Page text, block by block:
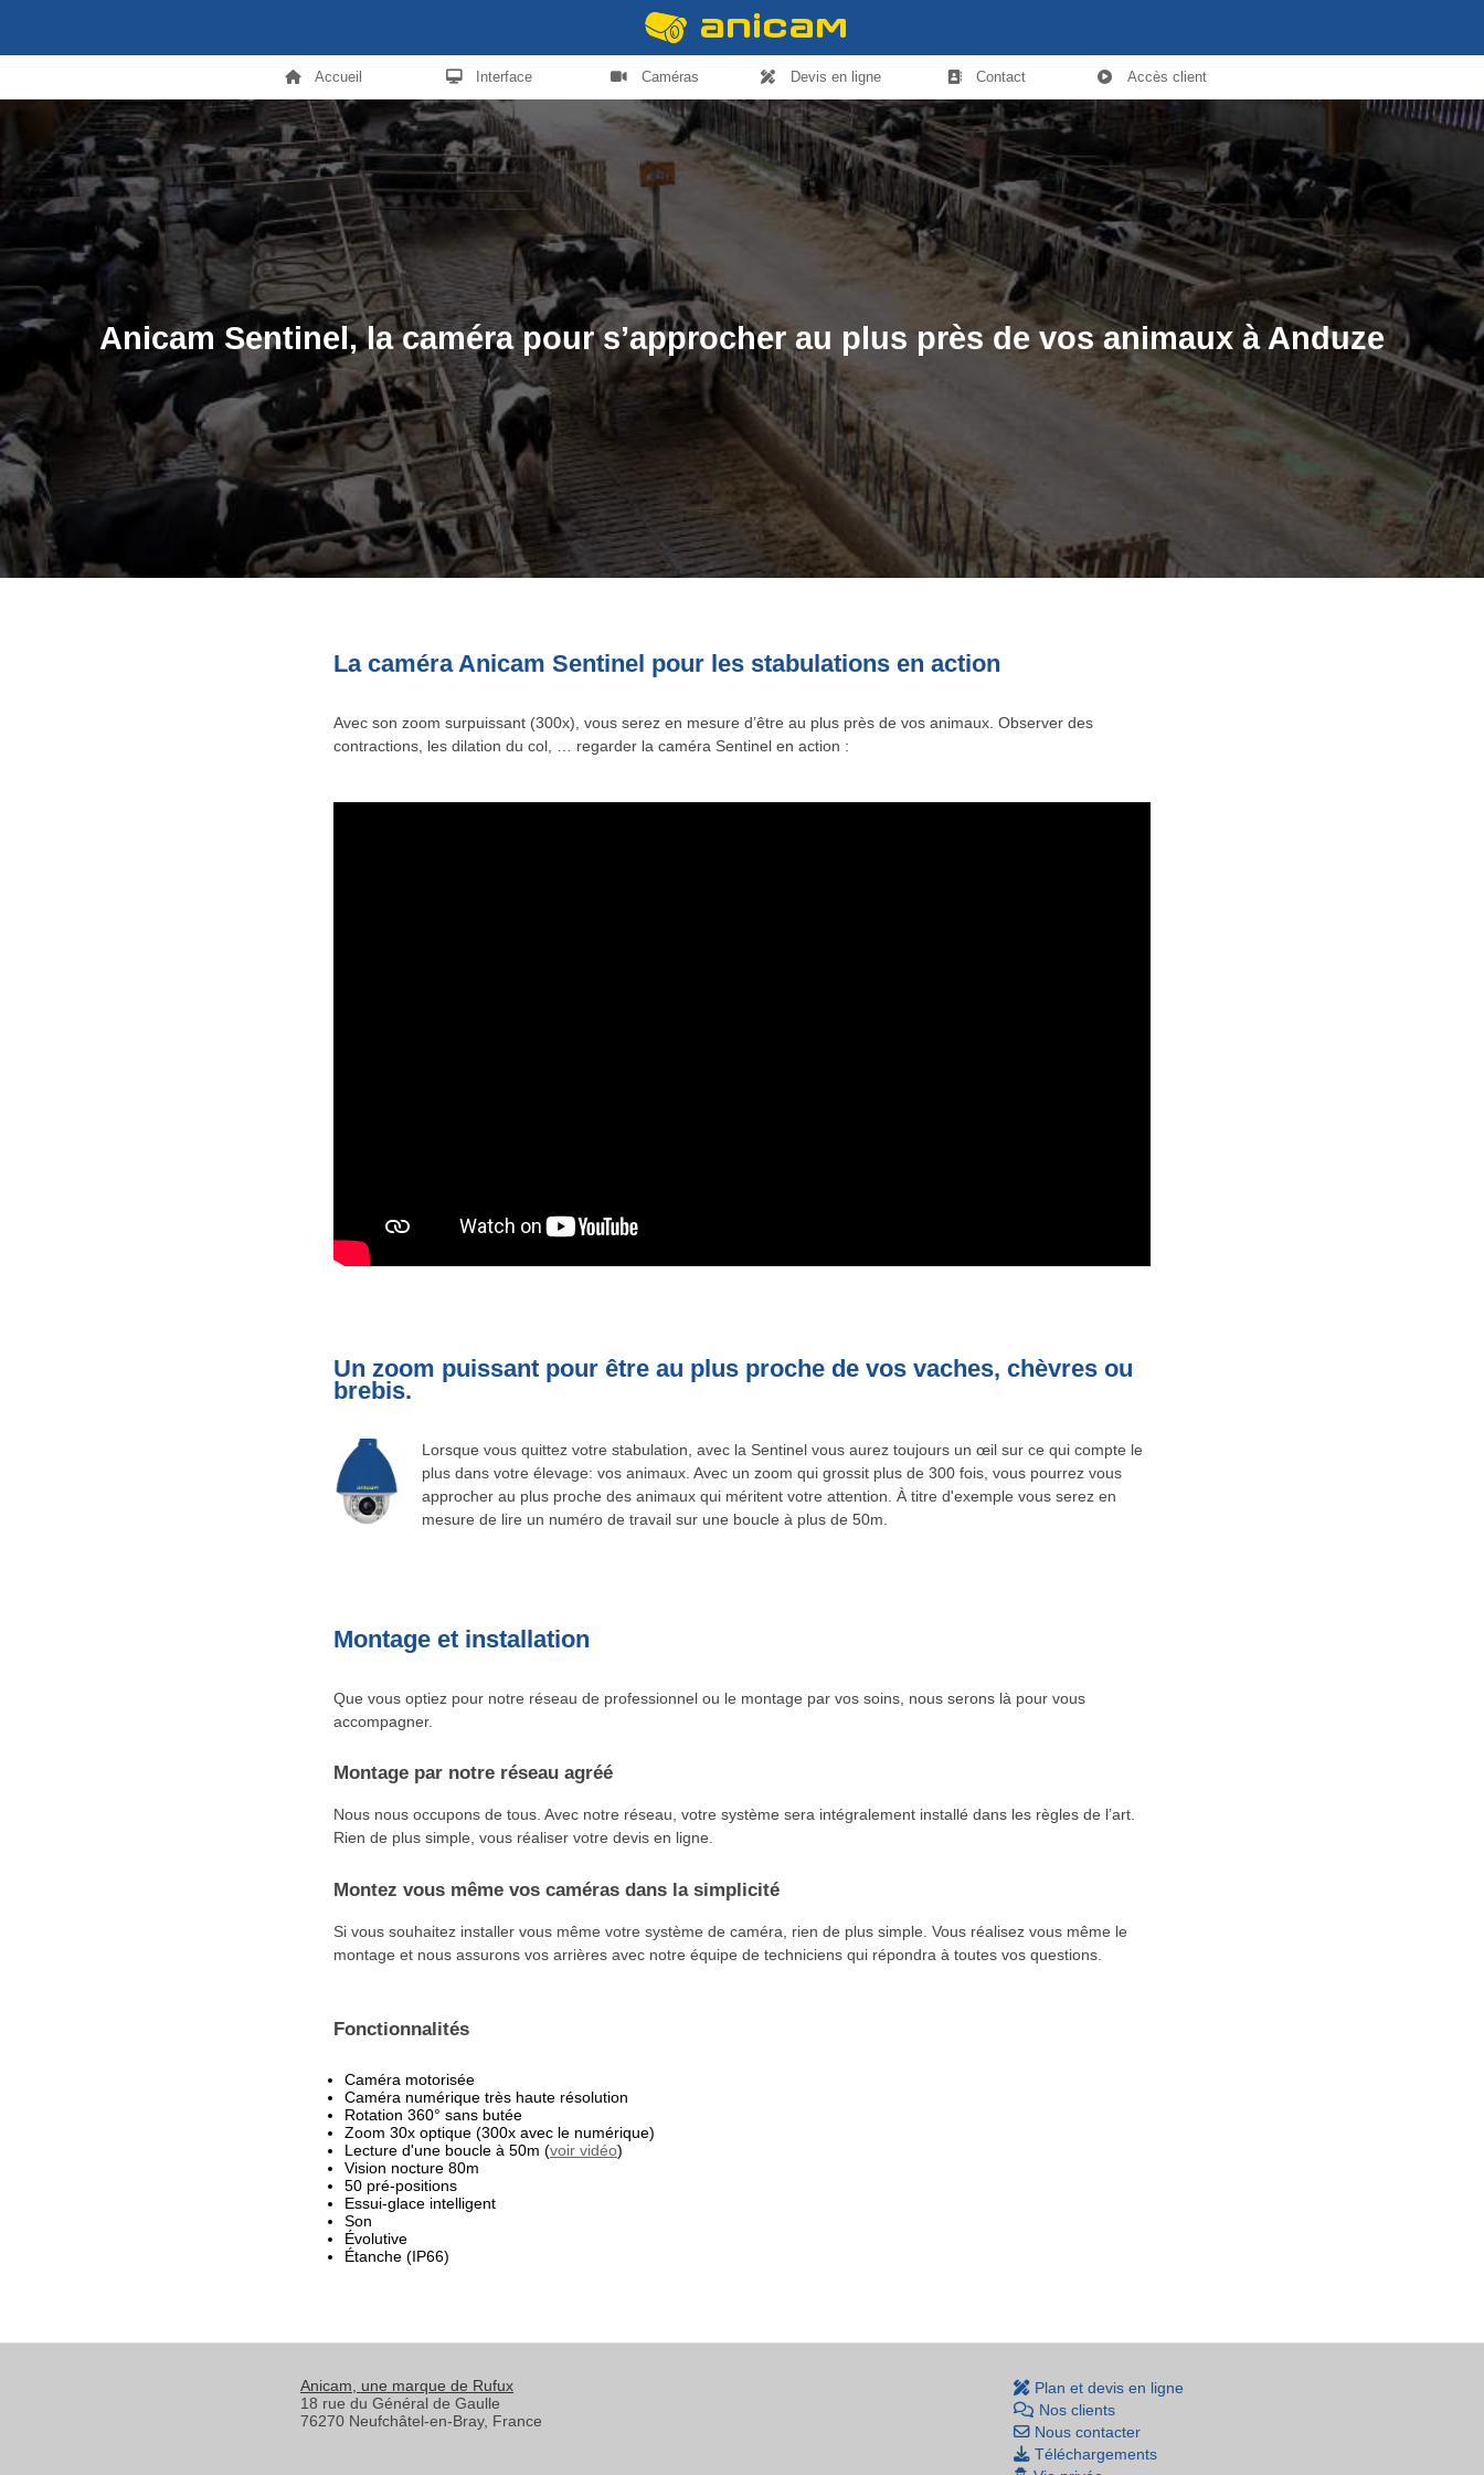
Accueil Interface Caméras Devis en ligne Contact Accès client
Anicam Sentinel, la caméra pour s’approcher au plus près de vos animaux à Anduze
La caméra Anicam Sentinel pour les stabulations en action
Avec son zoom surpuissant (300x), vous serez en mesure d’être au plus près de vos animaux. Observer des
contractions, les dilation du col, … regarder la caméra Sentinel en action :
Un zoom puissant pour être au plus proche de vos vaches, chèvres ou
brebis.
Lorsque vous quittez votre stabulation, avec la Sentinel vous aurez toujours un œil sur ce qui compte le
plus dans votre élevage: vos animaux. Avec un zoom qui grossit plus de 300 fois, vous pourrez vous
approcher au plus proche des animaux qui méritent votre attention. À titre d'exemple vous serez en
mesure de lire un numéro de travail sur une boucle à plus de 50m.
Montage et installation
Que vous optiez pour notre réseau de professionnel ou le montage par vos soins, nous serons là pour vous
accompagner.
Montage par notre réseau agréé
Nous nous occupons de tous. Avec notre réseau, votre système sera intégralement installé dans les règles de l’art.
Rien de plus simple, vous réaliser votre devis en ligne.
Montez vous même vos caméras dans la simplicité
Si vous souhaitez installer vous même votre système de caméra, rien de plus simple. Vous réalisez vous même le
montage et nous assurons vos arrières avec notre équipe de techniciens qui répondra à toutes vos questions.
Fonctionnalités
Caméra motorisée
Caméra numérique très haute résolution
Rotation 360° sans butée
Zoom 30x optique (300x avec le numérique)
Lecture d'une boucle à 50m (voir vidéo)
Vision nocture 80m
50 pré-positions
Essui-glace intelligent
Son
Évolutive
Étanche (IP66)
Plan et devis en ligne
Nos clients
Nous contacter
Téléchargements
Anicam , une marque de Rufux
18 rue du Général de Gaulle
76270 Neufchâtel-en-Bray, France